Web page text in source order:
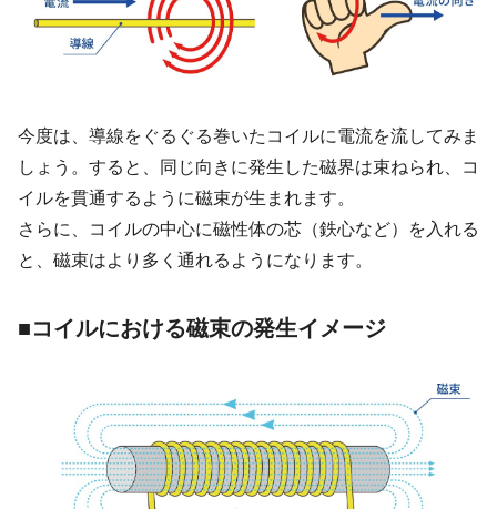
今度は、導線をぐるぐる巻いたコイルに電流を流してみま
しょう。すると、同じ向きに発生した磁界は束ねられ、コ
イルを貫通するように磁束が生まれます。
さらに、コイルの中心に磁性体の芯（鉄心など）を入れる
と、磁束はより多く通れるようになります。
■コイルにおける磁束の発生イメージ